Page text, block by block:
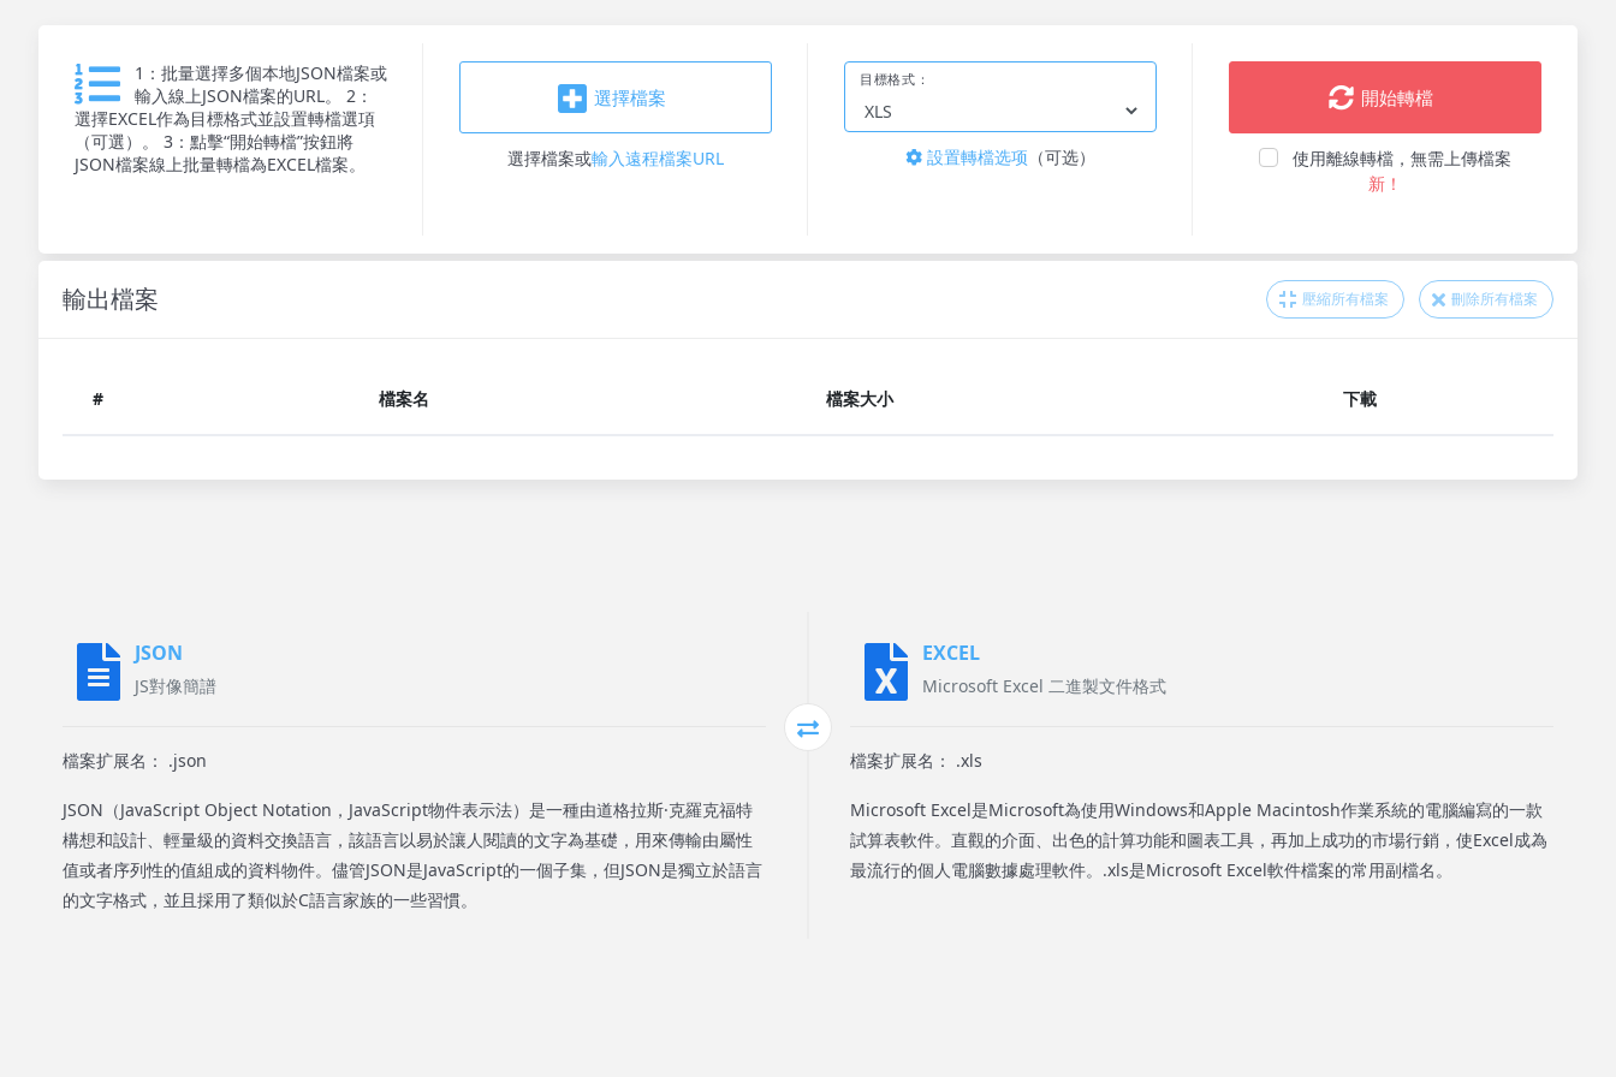
1：批量選擇多個本地JSON檔案或
輸入線上JSON檔案的URL。 2：
選擇EXCEL作為目標格式並設置轉檔選項
（可選）。 3：點擊“開始轉檔”按鈕將
JSON檔案線上批量轉檔為EXCEL檔案。
選擇檔案
選擇檔案或輸入遠程檔案URL
目標格式：
設置轉檔选项 （可选）
開始轉檔
使用離線轉檔，無需上傳檔案
新！
輸出檔案 壓縮所有檔案 刪除所有檔案
# 檔案名 檔案大小 下載
JSON
JS對像簡譜
檔案扩展名： .json
JSON（JavaScript Object Notation，JavaScript物件表示法）是一種由道格拉斯·克羅克福特
構想和設計、輕量級的資料交換語言，該語言以易於讓人閱讀的文字為基礎，用來傳輸由屬性
值或者序列性的值組成的資料物件。儘管JSON是JavaScript的一個子集，但JSON是獨立於語言
的文字格式，並且採用了類似於C語言家族的一些習慣。
EXCEL
Microsoft Excel 二進製文件格式
檔案扩展名： .xls
Microsoft Excel是Microsoft為使用Windows和Apple Macintosh作業系統的電腦編寫的一款
試算表軟件。直觀的介面、出色的計算功能和圖表工具，再加上成功的市場行銷，使Excel成為
最流行的個人電腦數據處理軟件。.xls是Microsoft Excel軟件檔案的常用副檔名。